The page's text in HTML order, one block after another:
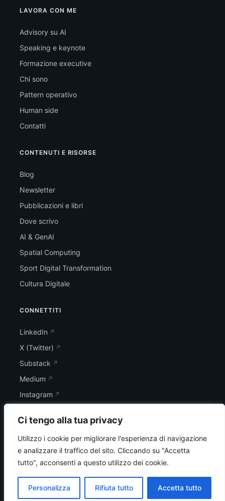
Ci tengo alla tua privacy
Utilizzo i cookie per migliorare l'esperienza di navigazione
e analizzare il traffico del sito. Cliccando su "Accetta
tutto", acconsenti a questo utilizzo dei cookie.
Personalizza Rifiuta tutto Accetta tutto
LAVORA CON ME
Advisory su AI
Speaking e keynote
Formazione executive
Chi sono
Pattern operativo
Human side
Contatti
CONTENUTI E RISORSE
Blog
Newsletter
Pubblicazioni e libri
Dove scrivo
AI & GenAI
Spatial Computing
Sport Digital Transformation
Cultura Digitale
CONNETTITI
LinkedIn
X (Twitter)
Substack
Medium
Instagram